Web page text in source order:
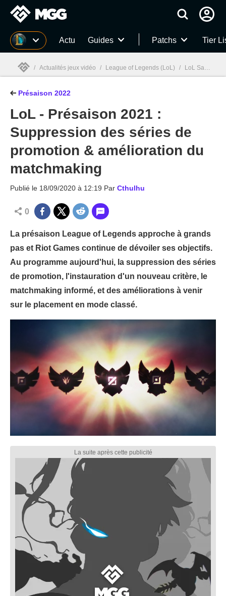
MGG Actu Guides Patchs Tier
MGG
/ Actualités jeux vidéo / League of Legends (LoL) / LoL Saison 12 : Présaison 2022, nouveautés, changements, et infos
Présaison 2022
LoL - Présaison 2021 :
Suppression des séries de
promotion & amélioration du
matchmaking
Publié le 18/09/2020 à 12:19 Par Cthulhu
0
La présaison League of Legends approche à grands
pas et Riot Games continue de dévoiler ses objectifs.
Au programme aujourd'hui, la suppression des séries
de promotion, l'instauration d'un nouveau critère, le
matchmaking informé, et des améliorations à venir
sur le placement en mode classé.